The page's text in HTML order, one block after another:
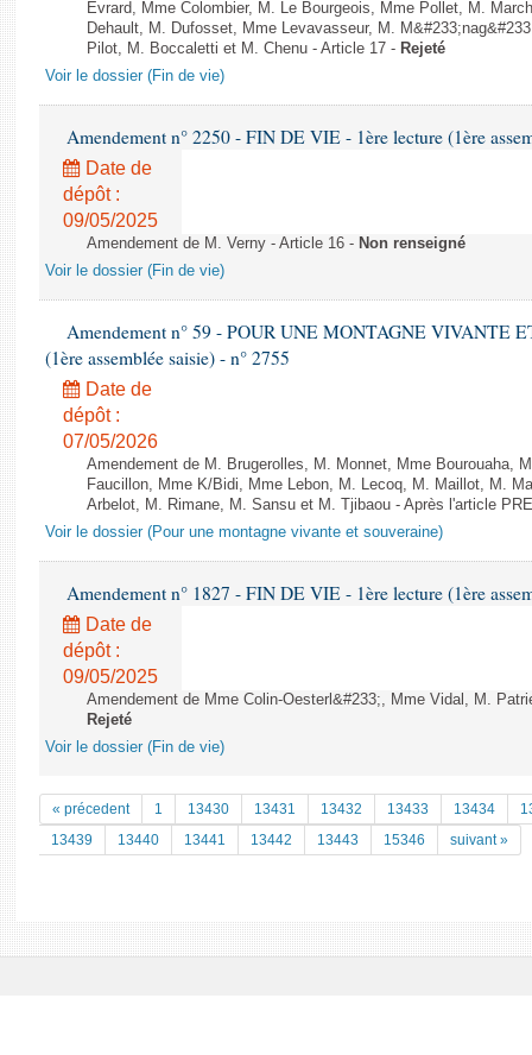
Evrard, Mme Colombier, M. Le Bourgeois, Mme Pollet, M.
Dehault, M. Dufosset, Mme Levavasseur, M.
Pilot, M. Boccaletti et M. Chenu - Article 17 - Rejeté
Voir le dossier (Fin de vie)
Amendement n° 2250 - FIN DE VIE - 1ère lecture (1ère
Date de
dépôt :
09/05/2025
Amendement de M. Verny - Article 16 - Non renseigné
Voir le dossier (Fin de vie)
Amendement n° 59 - POUR UNE MONTAGNE VIVANTE
(1ère assemblée saisie) - n° 2755
Date de
dépôt :
07/05/2026
Amendement de M. Brugerolles, M. Monnet, Mme Bourouaha,
Faucillon, Mme K/Bidi, Mme Lebon, M. Lecoq, M. Maillot, M.
Arbelot, M. Rimane, M. Sansu et M. Tjibaou - Après l'article
Voir le dossier (Pour une montagne vivante et souveraine)
Amendement n° 1827 - FIN DE VIE - 1ère lecture (1ère
Date de
dépôt :
09/05/2025
Amendement de Mme Colin-Oesterl&#233;, Mme Vidal, M.
Rejeté
Voir le dossier (Fin de vie)
« précedent 1 13430 13431 13432 13433 13434
13439
13440 13441 13442 13443 15346 suivant »